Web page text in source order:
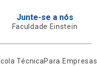
Junte-se a nós
Faculdade Einstein
TécnicaPara Empresas